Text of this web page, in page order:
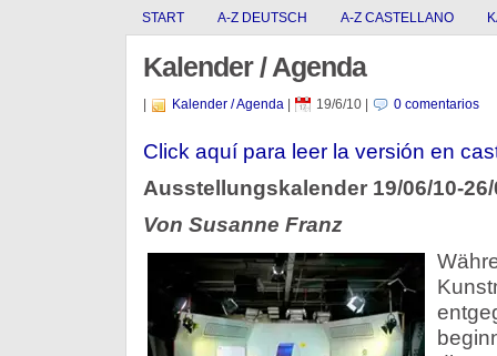
START A-Z DEUTSCH A-Z CASTELLANO
Kalender / Agenda
Kalender / Agenda| 19/6/10| 0 comentarios
Click aquí para leer la versión en
Ausstellungskalender 19/06/10-26/
Von Susanne Franz